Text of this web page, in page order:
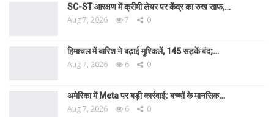
SC-ST आरक्षण में क्रीमी लेयर पर केंद्र का रुख साफ,…
Aug 7, 2026 7 0
हिमाचल में बारिश ने बढ़ाई मुश्किलें, 145 सड़कें बंद;…
Aug 7, 2026 6 0
अमेरिका में Meta पर बड़ी कार्रवाई: बच्चों के मानसिक…
Aug 7, 2026 6 0